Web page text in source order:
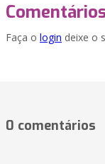
Faça o login deixe o
0 comentários